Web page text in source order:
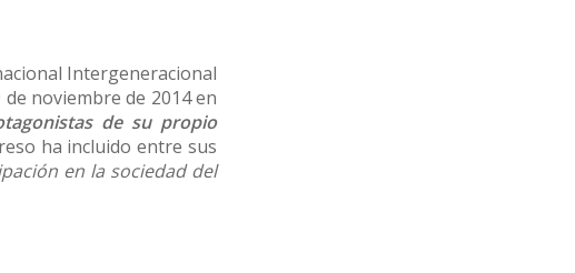
Intergeneracional
noviembre de 2014 en
de su propio
ha incluido entre sus
en la sociedad del